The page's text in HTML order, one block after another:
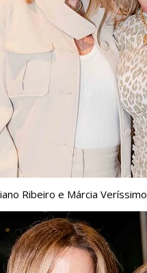
Ribeiro e Márcia Veríssimo